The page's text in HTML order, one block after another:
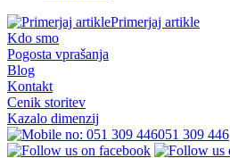
Primerjaj artikle
Kdo smo
Pogosta vprašanja
Blog
Kontakt
Cenik storitev
Kazalo dimenzij
051 309 446